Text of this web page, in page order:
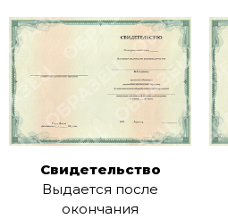
Свидетельство
Выдается после
окончания